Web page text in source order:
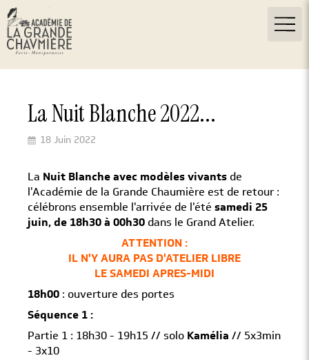
La Nuit Blanche 2022...
18 Juin 2022
La Nuit Blanche avec modèles vivants de
l'Académie de la Grande Chaumière est de retour :
célébrons ensemble l'arrivée de l'été samedi 25
juin, de 18h30 à 00h30 dans le Grand Atelier.
ATTENTION :
IL N'Y AURA PAS D'ATELIER LIBRE
LE SAMEDI APRES-MIDI
18h00 : ouverture des portes
Séquence 1 :
Partie 1 : 18h30 - 19h15 // solo Kamélia // 5x3min
- 3x10